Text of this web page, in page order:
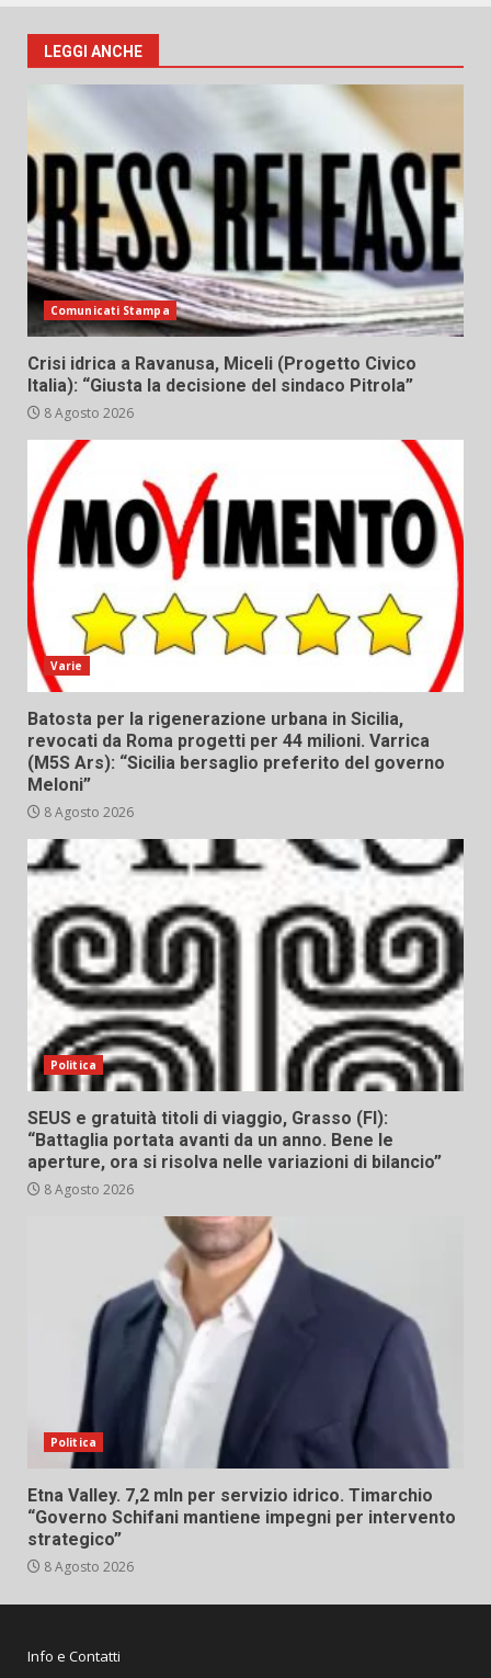
LEGGI ANCHE
Comunicati Stampa
Crisi idrica a Ravanusa, Miceli (Progetto Civico
Italia): “Giusta la decisione del sindaco Pitrola”
8 Agosto 2026
Varie
Batosta per la rigenerazione urbana in Sicilia,
revocati da Roma progetti per 44 milioni. Varrica
(M5S Ars): “Sicilia bersaglio preferito del governo
Meloni”
8 Agosto 2026
Politica
SEUS e gratuità titoli di viaggio, Grasso (FI):
“Battaglia portata avanti da un anno. Bene le
aperture, ora si risolva nelle variazioni di bilancio”
8 Agosto 2026
Politica
Etna Valley. 7,2 mln per servizio idrico. Timarchio
“Governo Schifani mantiene impegni per intervento
strategico”
8 Agosto 2026
Info e Contatti